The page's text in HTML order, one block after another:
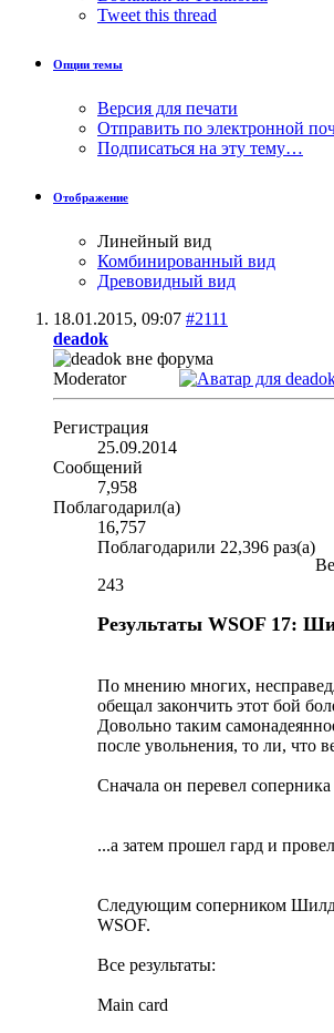
Tweet this thread
Опции темы
Версия для печати
Отправить по электронной
Подписаться на эту тему…
Отображение
Линейный вид
Комбинированный вид
Древовидный вид
18.01.2015, 09:07 #2111
deadok
Moderator
Регистрация
25.09.2014
Сообщений
7,958
Поблагодарил(а)
16,757
Поблагодарили 22,396 раз(а)
243
Результаты WSOF 17:
По мнению многих,
обещал закончить этот бой
Довольно таким
после увольнения, то ли, что
Сначала он перевел соперника
...а затем прошел гард и
Следующим соперником
WSOF.
Все результаты:
Main card